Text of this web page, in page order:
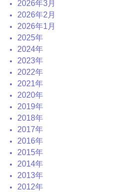
2026年3月
2026年2月
2026年1月
2025年
2024年
2023年
2022年
2021年
2020年
2019年
2018年
2017年
2016年
2015年
2014年
2013年
2012年